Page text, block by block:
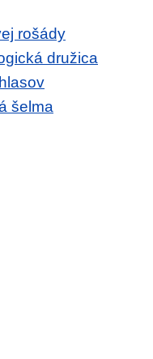
rošády
družica
šelma